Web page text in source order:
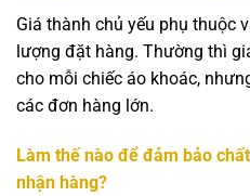
Giá thành chủ yếu phụ thuộc
lượng đặt hàng. Thường thì
cho mỗi chiếc áo khoác,
các đơn hàng lớn.
Làm thế nào để đảm bảo
nhận hàng?